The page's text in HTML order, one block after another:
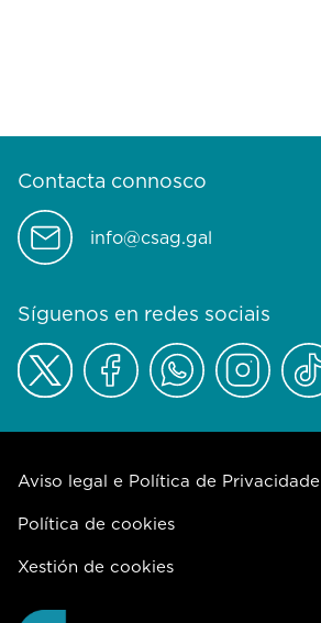
Contacta connosco
info@csag.gal
Síguenos en redes sociais
Aviso legal e Política de Privacidade
Política de cookies
Xestión de cookies